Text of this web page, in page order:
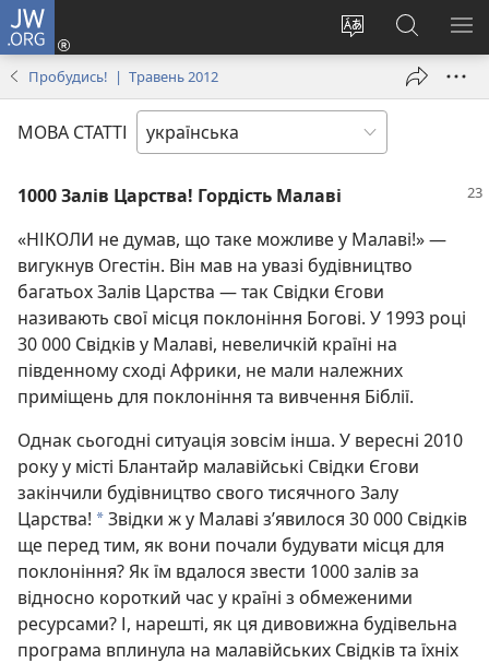
JW.ORG
Змінити
Увійти
(відкривається
вікні)
Пошук
на
сайті
Пробудись! | Травень 2012
МОВА СТАТТІ
1000 Залів Царства! Гордість Малаві
«НІКОЛИ не думав, що таке можливе у Малаві!» —
вигукнув Огестін. Він мав на увазі будівництво
багатьох Залів Царства — так Свідки Єгови
називають свої місця поклоніння Богові. У 1993 році
30 000 Свідків у Малаві, невеличкій країні на
південному сході Африки, не мали належних
приміщень для поклоніння та вивчення Біблії.
Однак сьогодні ситуація зовсім інша. У вересні 2010
року у місті Блантайр малавійські Свідки Єгови
закінчили будівництво свого тисячного Залу
Царства! *Звідки ж у Малаві з’явилося 30 000 Свідків
ще перед тим, як вони почали будувати місця для
поклоніння? Як їм вдалося звести 1000 залів за
відносно короткий час у країні з обмеженими
ресурсами? І, нарешті, як ця дивовижна будівельна
програма вплинула на малавійських Свідків та їхніх